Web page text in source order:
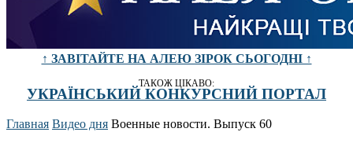
↑ ЗАВІТАЙТЕ НА АЛЕЮ ЗІРОК СЬОГОДНІ ↑
ТАКОЖ ЦІКАВО:
УКРАЇНСЬКИЙ КОНКУРСНИЙ ПОРТАЛ
Главная Видео дня Военные новости. Выпуск 60